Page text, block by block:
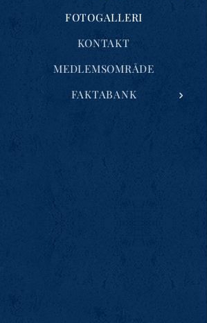
FOTOGALLERI
KONTAKT
MEDLEMSOMRÅDE
FAKTABANK